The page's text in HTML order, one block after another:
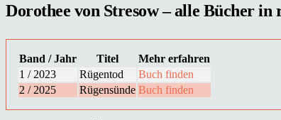
Dorothee von Stresow – alle Bücher
Band / Jahr Titel
Mehr erfahren
1 / 2023
Rügentod
Buch finden
2 / 2025
Rügensünde Buch finden